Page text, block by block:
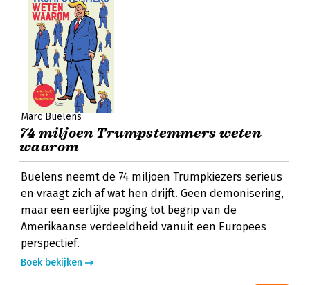
Marc Buelens
74 miljoen Trumpstemmers weten
waarom
Buelens neemt de 74 miljoen Trumpkiezers serieus
en vraagt zich af wat hen drijft. Geen demonisering,
maar een eerlijke poging tot begrip van de
Amerikaanse verdeeldheid vanuit een Europees
perspectief.
Boek bekijken